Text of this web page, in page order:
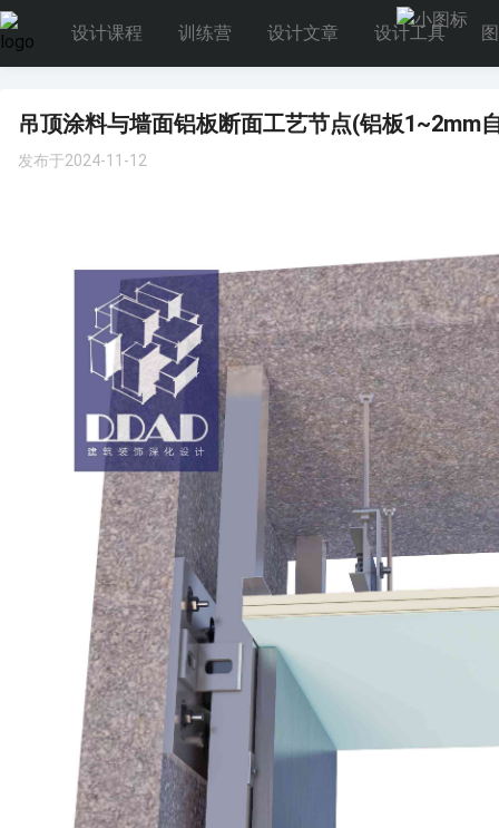
设计课程 训练营 设计文章 设计工具
吊顶涂料与墙面铝板断面工艺节点(铝板1~2mm
发布于2024-11-12